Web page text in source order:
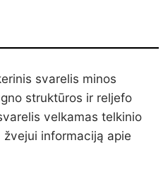
svarelis minos
struktūros ir reljefo
velkamas telkinio
informaciją apie